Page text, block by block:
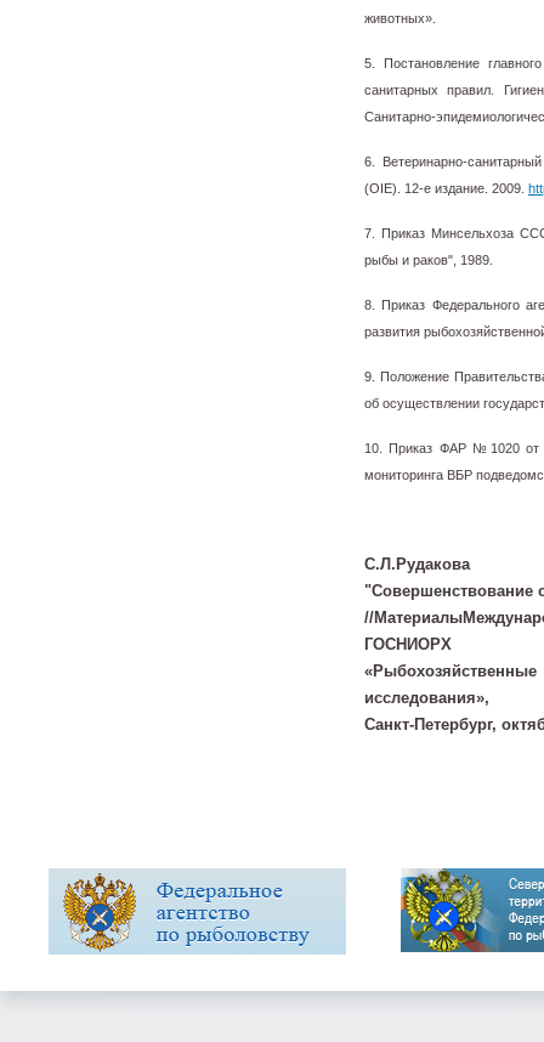
животных».
5. Постановление
санитарных правил.
Санитарно-
6. Ветеринарно-
(OIE). 12-е издание. 2009.
7. Приказ Минсельхоза
рыбы и раков", 1989.
8. Приказ Федерального
развития
9. Положение
об осуществлении
10. Приказ ФАР №1020 от
мониторинга ВБР
С.Л.Рудакова
"Совершенствование
//
ГОСНИОРХ
исследования»,
Санкт-Петербург,